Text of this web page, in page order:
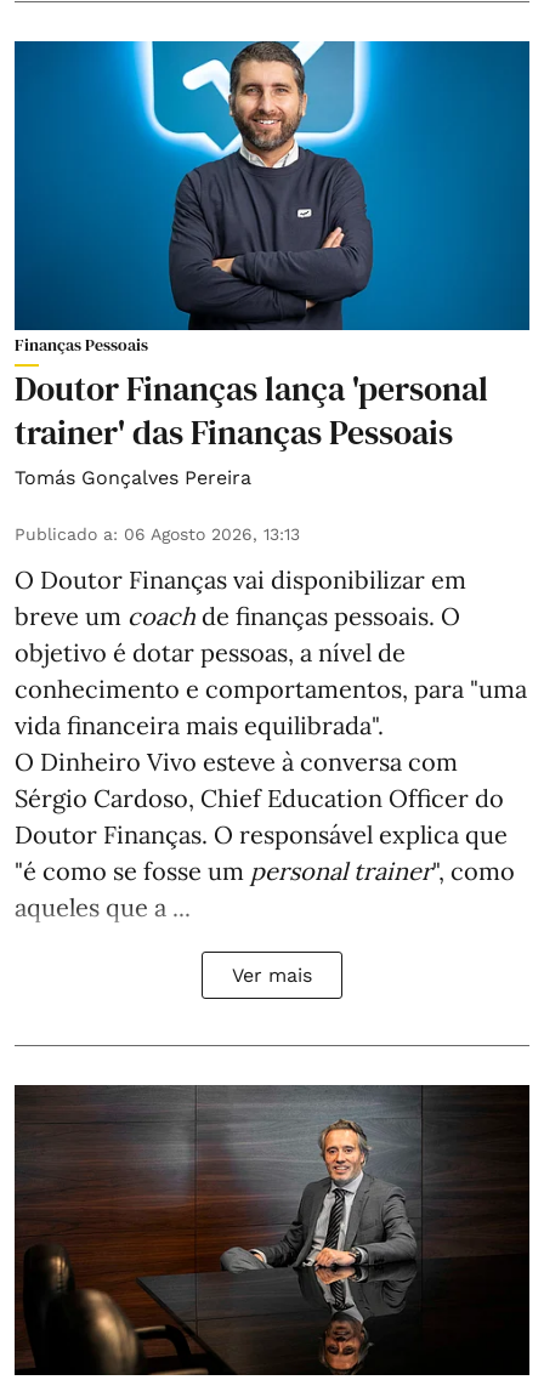
Finanças Pessoais
Doutor Finanças lança 'personal
trainer' das Finanças Pessoais
Tomás Gonçalves Pereira
Publicado a: 06 Agosto 2026, 13:13
O Doutor Finanças vai disponibilizar em
breve um coach de finanças pessoais. O
objetivo é dotar pessoas, a nível de
conhecimento e comportamentos, para "uma
vida financeira mais equilibrada".
O Dinheiro Vivo esteve à conversa com
Sérgio Cardoso, Chief Education Officer do
Doutor Finanças. O responsável explica que
"é como se fosse um personal trainer", como
aqueles que a ...
Ver mais